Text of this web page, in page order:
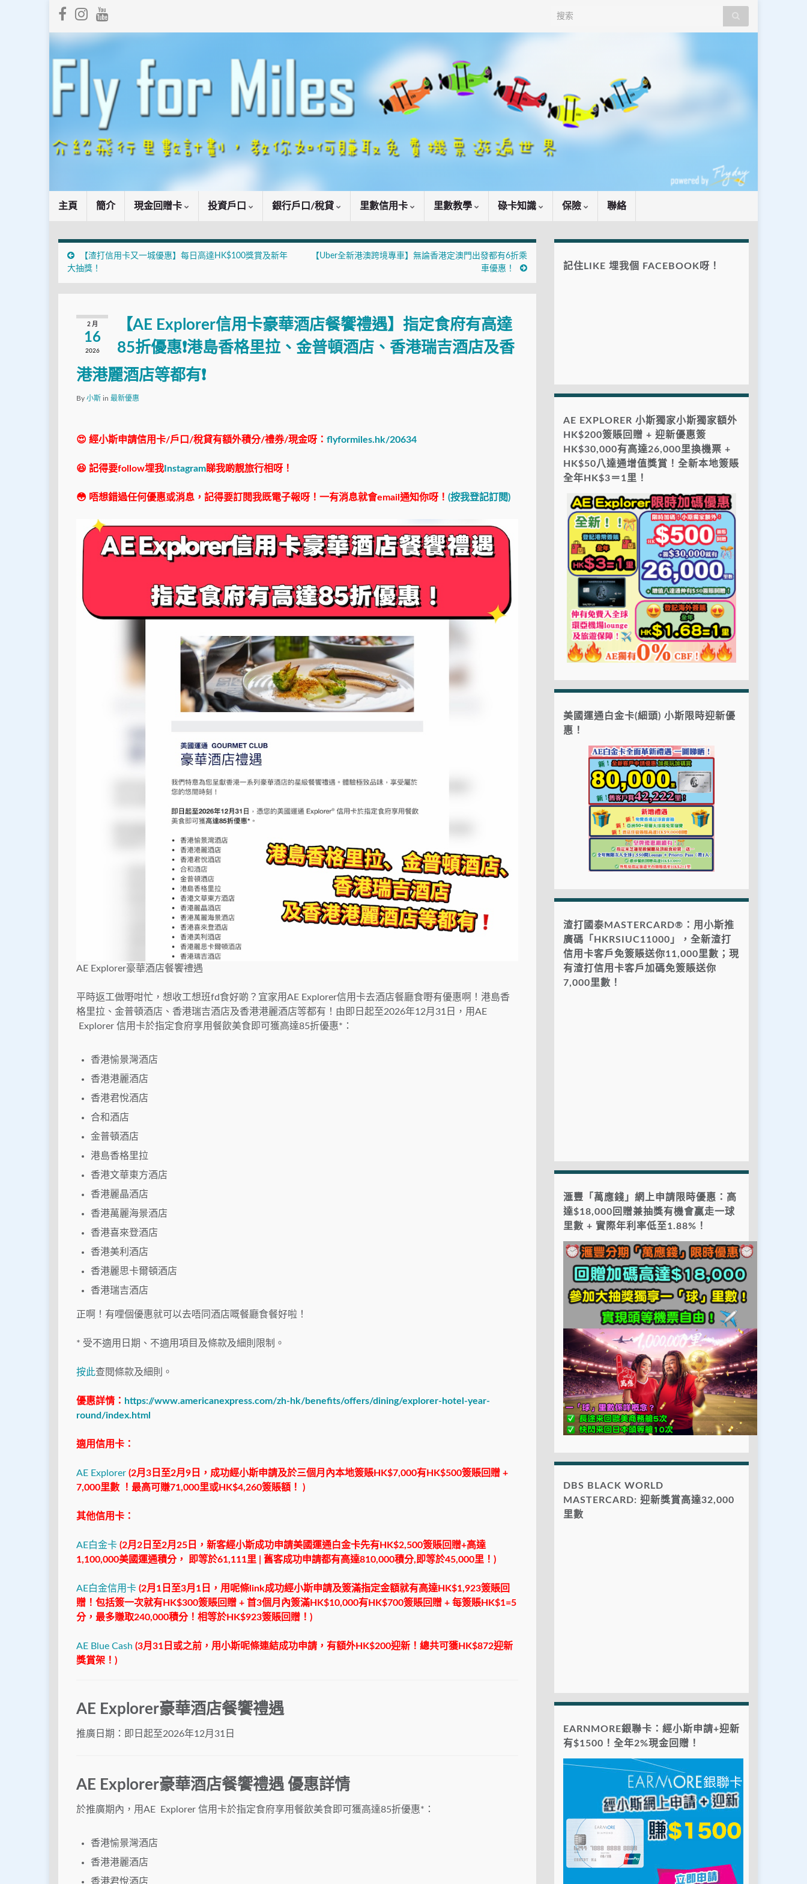
Search for:
主頁 簡介 現金回贈卡 投資戶口 銀行戶口/稅貸 里數信用卡 里數教學 碌卡知識 保險 聯絡
【渣打信用卡又一城優惠】每日高達HK$100獎賞及新年
大抽獎！
【Uber全新港澳跨境專車】無論香港定澳門出發都有6折乘
車優惠！
2 月
16
2026
【AE Explorer信用卡豪華酒店餐饗禮遇】指定食府有高達
85折優惠❗港島香格里拉、金普頓酒店、香港瑞吉酒店及香
港港麗酒店等都有❗
By 小斯 in 最新優惠
😍 經小斯申請信用卡/戶口/稅貸有額外積分/禮券/現金呀： flyformiles.hk/20634
😆 記得要follow埋我 Instagram睇我啲靚旅行相呀！
😳 唔想錯過任何優惠或消息，記得要訂閱我既電子報呀！一有消息就會email通知你呀！ (按我登記訂閱)
AE Explorer豪華酒店餐饗禮遇
平時返工做嘢咁忙，想收工想班fd食好啲？宜家用AE Explorer信用卡去酒店餐廳食嘢有優惠啊！港島香
格里拉、金普頓酒店、香港瑞吉酒店及香港港麗酒店等都有！由即日起至2026年12月31日，用AE
Explorer 信用卡於指定食府享用餐飲美食即可獲高達85折優惠*：
香港愉景灣酒店
香港港麗酒店
香港君悅酒店
合和酒店
金普頓酒店
港島香格里拉
香港文華東方酒店
香港麗晶酒店
香港萬麗海景酒店
香港喜來登酒店
香港美利酒店
香港麗思卡爾頓酒店
香港瑞吉酒店
正啊！有哩個優惠就可以去唔同酒店嘅餐廳食餐好啦！
* 受不適用日期、不適用項目及條款及細則限制。
按此查閱條款及細則。
優惠詳情： https://www.americanexpress.com/zh-hk/benefits/offers/dining/explorer-hotel-year-
round/index.html
適用信用卡：
AE Explorer (2月3日至2月9日
，成功經小斯申請及於三個月內本地簽賬HK$7,000有HK$500簽賬回贈 +
7,000里數 ！最高可賺71,000里或HK$4,260簽賬額！ )
其他信用卡：
AE白金卡 (2月2日至2月25日，新客經小斯成功申請美國運通白金卡先有HK$2,500簽賬回贈+高達
1,100,000美國運通積分， 即等於61,111里 | 舊客成功申請都有高達810,000積分,即等於45,000里！)
AE白金信用卡 (2月1日至3月1日，用呢條link成功經小斯申請及簽滿指定金額就有高達HK$1,923簽賬回
贈！包括簽一次就有HK$300簽賬回贈 + 首3個月內簽滿HK$10,000有HK$700簽賬回贈 + 每簽賬HK$1=5
分，最多賺取240,000積分！相等於HK$923簽賬回贈！)
AE Blue Cash (3月31日或之前，用小斯呢條連結成功申請，有額外HK$200迎新！總共可獲HK$872迎新
獎賞架！)
AE Explorer豪華酒店餐饗禮遇
推廣日期：即日起至2026年12月31日
AE Explorer豪華酒店餐饗禮遇 優惠詳情
於推廣期內，用AE Explorer 信用卡於指定食府享用餐飲美食即可獲高達85折優惠*：
香港愉景灣酒店
香港港麗酒店
香港君悅酒店
記住LIKE 埋我個 FACEBOOK呀！
AE EXPLORER 小斯獨家小斯獨家額外
HK$200簽賬回贈 + 迎新優惠簽
HK$30,000有高達26,000里換機票 +
HK$50八達通增值獎賞！全新本地簽賬
全年HK$3＝1里！
美國運通白金卡(細頭) 小斯限時迎新優
惠！
渣打國泰MASTERCARD®：用小斯推
廣碼「HKRSIUC11000」，全新渣打
信用卡客戶免簽賬送你11,000里數；現
有渣打信用卡客戶加碼免簽賬送你
7,000里數！
滙豐「萬應錢」網上申請限時優惠：高
達$18,000回贈兼抽獎有機會贏走一球
里數 + 實際年利率低至1.88%！
DBS BLACK WORLD
MASTERCARD: 迎新獎賞高達32,000
里數
EARNMORE銀聯卡：經小斯申請+迎新
有$1500！全年2%現金回贈！